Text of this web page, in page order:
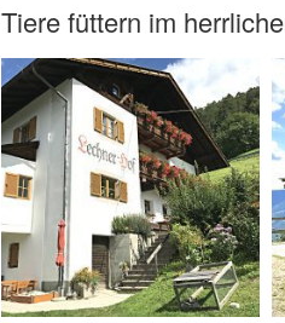
Tiere füttern im